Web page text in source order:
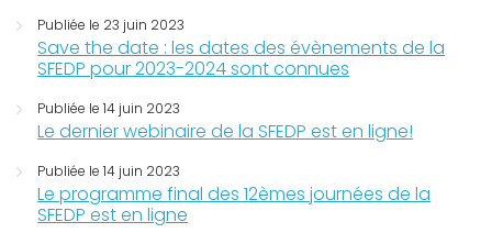
Publiée le 23 juin 2023
Save the date : les dates des évènements de la
SFEDP pour 2023-2024 sont connues
Publiée le 14 juin 2023
Le dernier webinaire de la SFEDP est en ligne!
Publiée le 14 juin 2023
Le programme final des 12èmes journées de la
SFEDP est en ligne